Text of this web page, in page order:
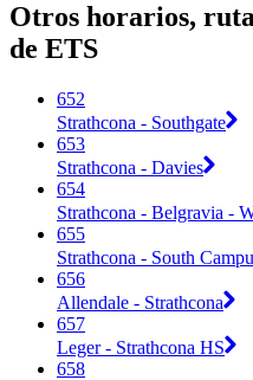
Otros horarios,
de ETS
652
Strathcona - Southgate
653
Strathcona - Davies
654
Strathcona - Belgravia -
655
Strathcona - South
656
Allendale - Strathcona
657
Leger - Strathcona HS
658